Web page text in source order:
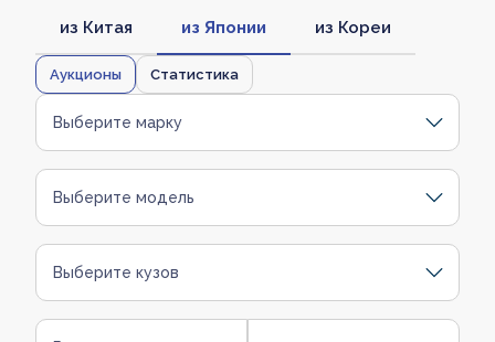
из Китая из Японии из Кореи
Аукционы Статистика
Выберите марку
Выберите модель
Выберите кузов